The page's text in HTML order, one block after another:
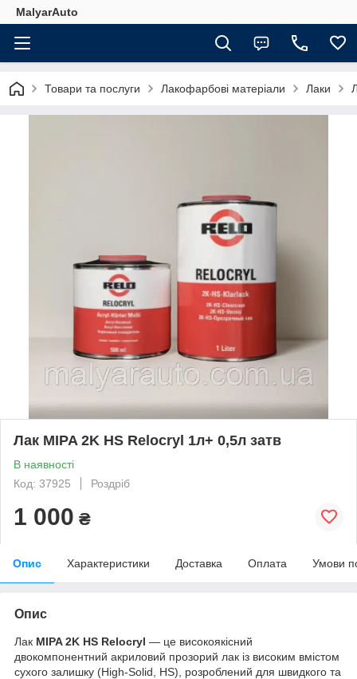
MalyarAuto
Товари та послуги Лакофарбові матеріали Лаки
Лак MIPA 2K HS Relocryl 1л+ 0,5л затв
В наявності
Код: 37925
Роздріб
1 000 ₴
Опис Характеристики Доставка Оплата Умови
Опис
Лак MIPA 2K HS Relocryl — це високоякісний
двокомпонентний акриловий прозорий лак із високим вмістом
сухого залишку (High-Solid, HS), розроблений для швидкого та